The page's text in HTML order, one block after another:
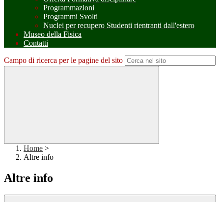
Programmazioni
Programmi Svolti
Nuclei per recupero Studenti rientranti dall'estero
Museo della Fisica
Contatti
Campo di ricerca per le pagine del sito
Home >
Altre info
Altre info